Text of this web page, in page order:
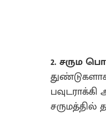
2. சரும
சருமத்தில்